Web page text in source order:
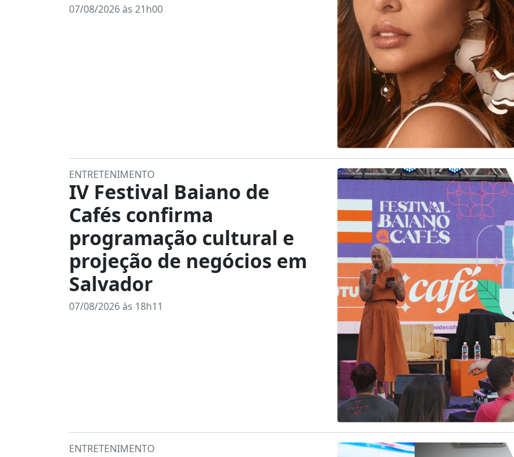
07/08/2026 às 21h00
ENTRETENIMENTO
IV Festival Baiano de
Cafés confirma
programação cultural e
projeção de negócios em
Salvador
07/08/2026 às 18h11
ENTRETENIMENTO